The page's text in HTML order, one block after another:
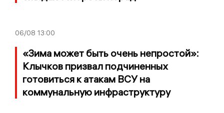
06/08 13:00
«Зима может быть очень непростой»:
Клычков призвал подчиненных
готовиться к атакам ВСУ на
коммунальную инфраструктуру